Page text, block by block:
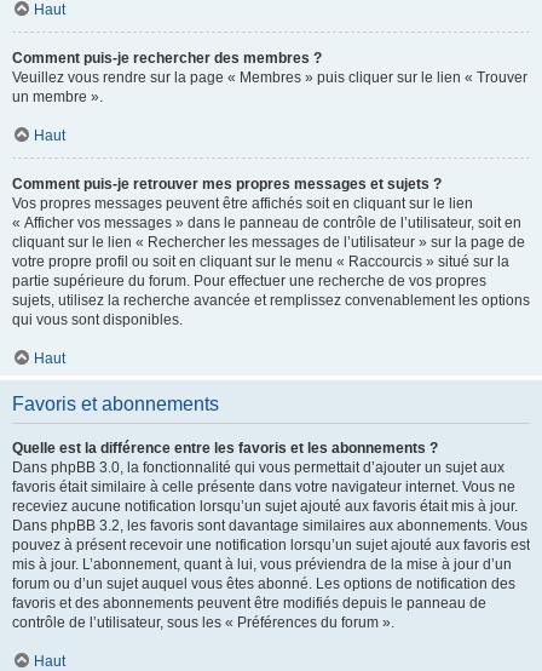
Haut
Comment puis-je rechercher des membres ?
Veuillez vous rendre sur la page « Membres » puis cliquer sur le lien « Trouver
un membre ».
Haut
Comment puis-je retrouver mes propres messages et sujets ?
Vos propres messages peuvent être affichés soit en cliquant sur le lien
« Afficher vos messages » dans le panneau de contrôle de l’utilisateur, soit en
cliquant sur le lien « Rechercher les messages de l’utilisateur » sur la page de
votre propre profil ou soit en cliquant sur le menu « Raccourcis » situé sur la
partie supérieure du forum. Pour effectuer une recherche de vos propres
sujets, utilisez la recherche avancée et remplissez convenablement les options
qui vous sont disponibles.
Haut
Favoris et abonnements
Quelle est la différence entre les favoris et les abonnements ?
Dans phpBB 3.0, la fonctionnalité qui vous permettait d’ajouter un sujet aux
favoris était similaire à celle présente dans votre navigateur internet. Vous ne
receviez aucune notification lorsqu’un sujet ajouté aux favoris était mis à jour.
Dans phpBB 3.2, les favoris sont davantage similaires aux abonnements. Vous
pouvez à présent recevoir une notification lorsqu’un sujet ajouté aux favoris est
mis à jour. L’abonnement, quant à lui, vous préviendra de la mise à jour d’un
forum ou d’un sujet auquel vous êtes abonné. Les options de notification des
favoris et des abonnements peuvent être modifiés depuis le panneau de
contrôle de l’utilisateur, sous les « Préférences du forum ».
Haut